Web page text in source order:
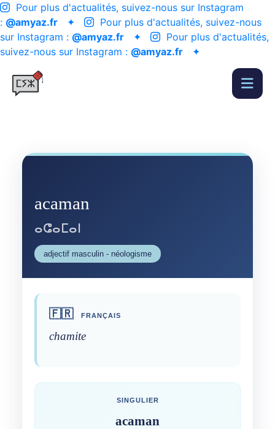
Pour plus d'actualités, suivez-nous sur Instagram
: @amyaz.fr ✦
Pour plus d'actualités, suivez-nous
sur Instagram : @amyaz.fr ✦
Pour plus d'actualités,
suivez-nous sur Instagram : @amyaz.fr ✦
acaman
ⴰⵛⴰⵎⴰⵏ
adjectif masculin - néologisme
🇫🇷 FRANÇAIS
chamite
SINGULIER
acaman